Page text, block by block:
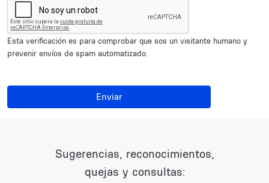
Esta verificación es para comprobar que sos un visitante humano y
prevenir envíos de spam automatizado.
Enviar
Sugerencias, reconocimientos,
quejas y consultas: